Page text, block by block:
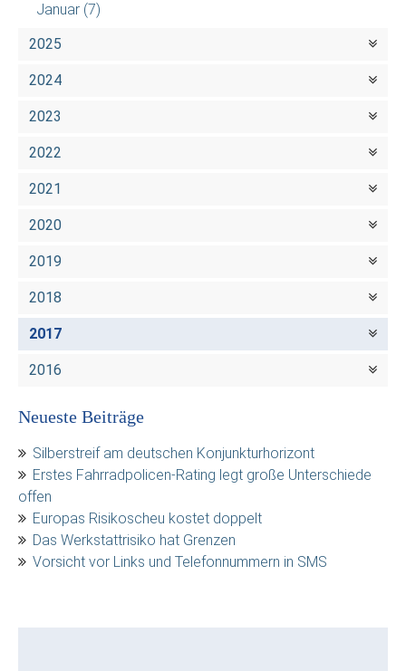
Januar (7)
2025
2024
2023
2022
2021
2020
2019
2018
2017
2016
Neueste Beiträge
Silberstreif am deutschen Konjunkturhorizont
Erstes Fahrradpolicen-Rating legt große Unterschiede
offen
Europas Risikoscheu kostet doppelt
Das Werkstattrisiko hat Grenzen
Vorsicht vor Links und Telefonnummern in SMS